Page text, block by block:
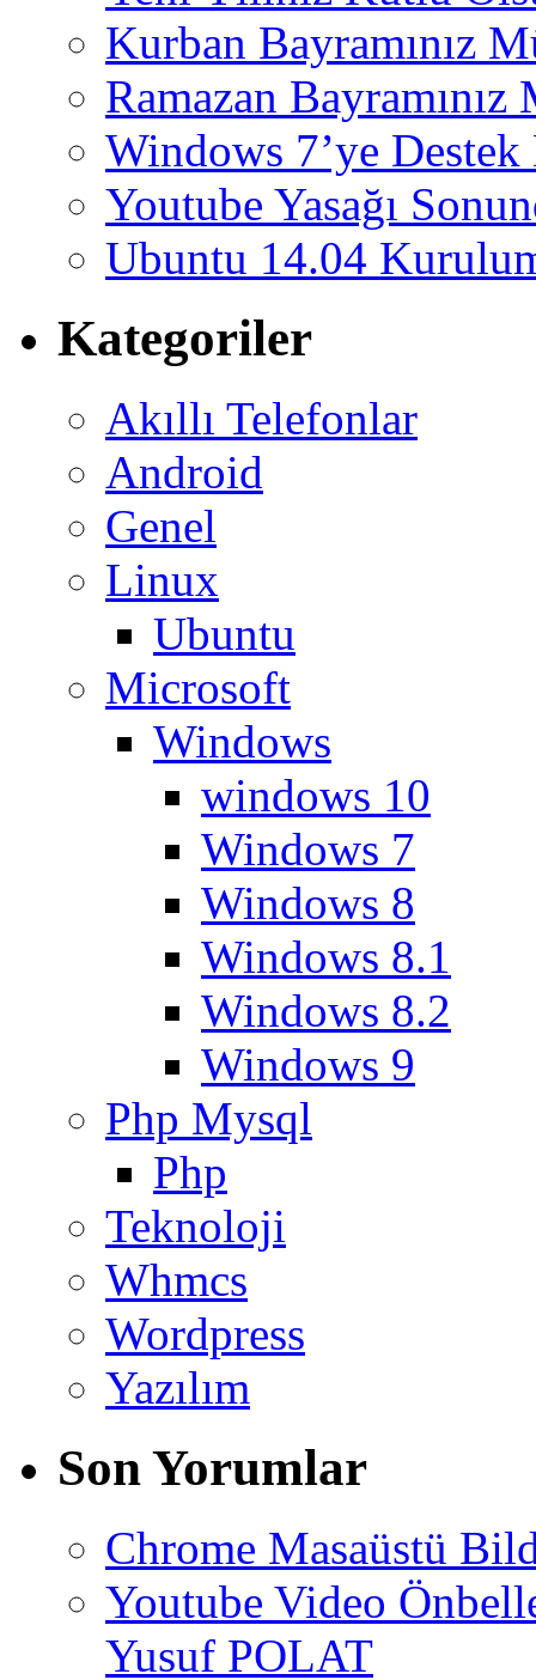
Kurban Bayramınız
Ramazan
Windows 7’ye
Youtube Yasağı
Ubuntu 14.04
Kategoriler
Akıllı Telefonlar
Android
Genel
Linux
Ubuntu
Microsoft
Windows
windows 10
Windows 7
Windows 8
Windows 8.1
Windows 8.2
Windows 9
Php Mysql
Php
Teknoloji
Whmcs
Wordpress
Yazılım
Son Yorumlar
Chrome Masaüstü
Youtube Video
Yusuf POLAT